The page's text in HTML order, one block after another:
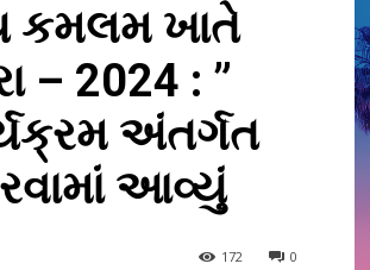
કમલમ ખાતે
– 2024 : ”
અંતર્ગત
આવ્યું
0
172